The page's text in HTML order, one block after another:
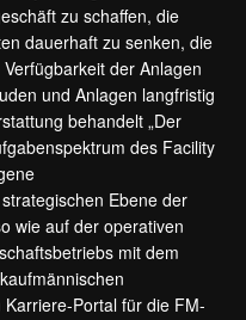
zu schaffen, die
dauerhaft zu senken, die
der Anlagen
und Anlagen langfristig
behandelt „Der
des Facility
Ebene der
wie auf der operativen
mit dem
Portal für die FM-